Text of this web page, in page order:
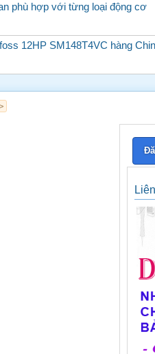
phù hợp với từng loại động cơ
12HP SM148T4VC hàng